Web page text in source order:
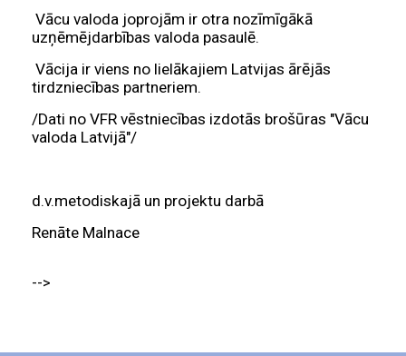
Vācu valoda joprojām ir otra nozīmīgākā
uzņēmējdarbības valoda pasaulē.
Vācija ir viens no lielākajiem Latvijas ārējās
tirdzniecības partneriem.
/Dati no VFR vēstniecības izdotās brošūras "Vācu
valoda Latvijā"/
d.v.metodiskajā un projektu darbā
Renāte Malnace
-->